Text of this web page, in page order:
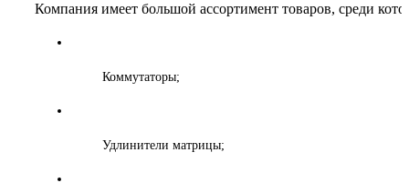
Компания имеет большой ассортимент товаров, среди
Коммутаторы;
Удлинители матрицы;